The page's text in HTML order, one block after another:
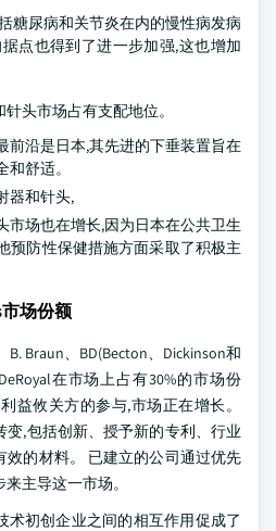
糖尿病和关节炎在内的慢性病发病
点也得到了进一步加强,这也增加
头市场占有支配地位。
前沿是日本,其先进的下垂装置旨在
舒适。
器和针头,
市场也在增长,因为日本在公共卫生
预防性保健措施方面采取了积极主
场份额
Braun、BD(Becton、Dickinson和
在市场上占有30%的市场份
益攸关方的参与,市场正在增长。
,包括创新、授予新的专利、行业
效的材料。 已建立的公司通过优先
主导这一市场。
术初创企业之间的相互作用促成了